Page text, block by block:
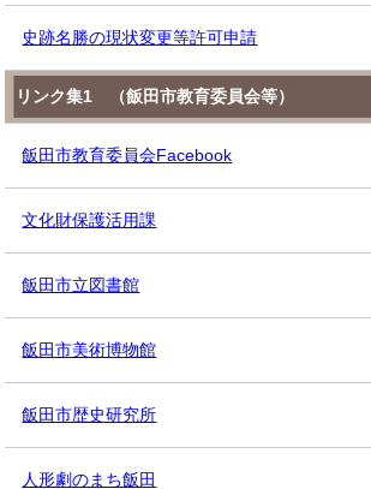
史跡名勝の現状変更等許可申請
リンク集1 （飯田市教育委員会等）
飯田市教育委員会Facebook
文化財保護活用課
飯田市立図書館
飯田市美術博物館
飯田市歴史研究所
人形劇のまち飯田